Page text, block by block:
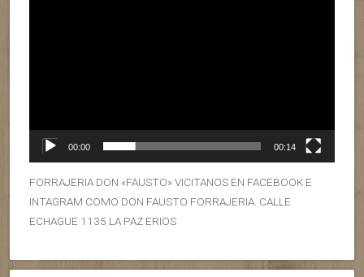
00:00 00:14
FORRAJERIA DON «FAUSTO» VICITANOS EN FACEBOOK E
INTAGRAM COMO DON FAUSTO FORRAJERIA. CALLE
ECHAGUE 1135 LA PAZ ERIOS